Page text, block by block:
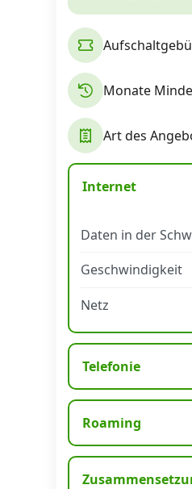
Alle Mobile-
Internet, TV, Telefon
Kombi-Angebote
Aktionen
Über uns
Datenschutz
Monate
Art des
Internet
Daten in der
Geschwindigkeit
Netz
Telefonie
Roaming